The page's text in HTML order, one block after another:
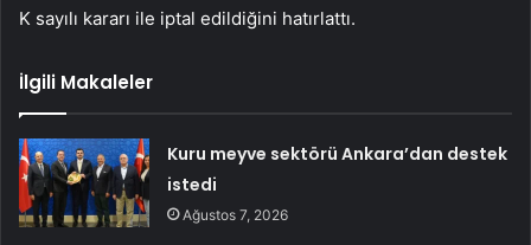
K sayılı kararı ile iptal edildiğini hatırlattı.
İlgili Makaleler
Kuru meyve sektörü Ankara’dan destek
istedi
Ağustos 7, 2026